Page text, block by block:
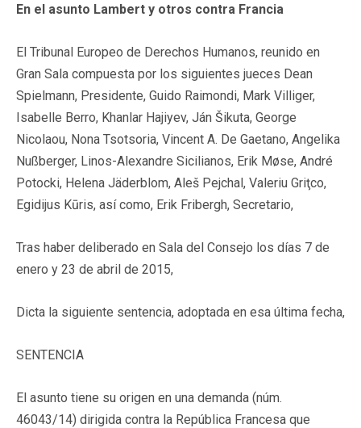
En el asunto Lambert y otros contra Francia
El Tribunal Europeo de Derechos Humanos, reunido en
Gran Sala compuesta por los siguientes jueces Dean
Spielmann, Presidente, Guido Raimondi, Mark Villiger,
Isabelle Berro, Khanlar Hajiyev, Ján Šikuta, George
Nicolaou, Nona Tsotsoria, Vincent A. De Gaetano, Angelika
Nußberger, Linos-Alexandre Sicilianos, Erik Møse, André
Potocki, Helena Jäderblom, Aleš Pejchal, Valeriu Griţco,
Egidijus Kūris, así como, Erik Fribergh, Secretario,
Tras haber deliberado en Sala del Consejo los días 7 de
enero y 23 de abril de 2015,
Dicta la siguiente sentencia, adoptada en esa última fecha,
SENTENCIA
El asunto tiene su origen en una demanda (núm.
46043/14) dirigida contra la República Francesa que